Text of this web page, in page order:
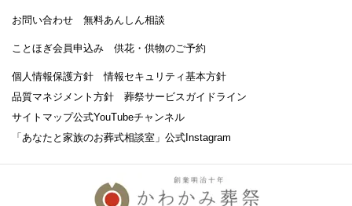
お問い合わせ 無料あんしん相談
ことほぎ会員申込み 供花・供物のご予約
個人情報保護方針
情報セキュリティ基本方針
品質マネジメント方針
葬祭サービスガイドライン
サイトマップ公式YouTubeチャンネル
「あなたと家族のお葬式相談室」 公式Instagram